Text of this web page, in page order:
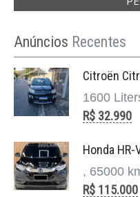
Anúncios Recentes
Citroën
1600
R$ 32.990
Honda HR-
, 65000
R$ 115.000